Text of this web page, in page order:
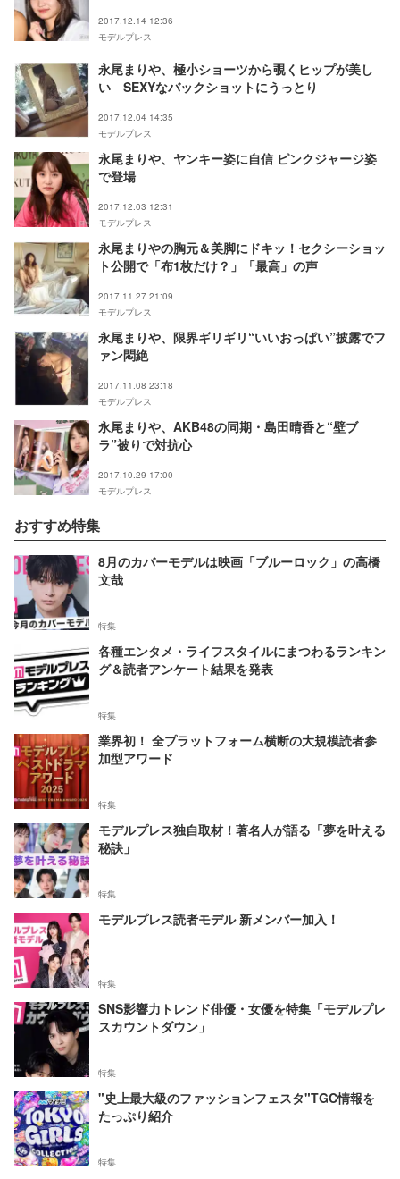
2017.12.14 12:36
モデルプレス
永尾まりや、極小ショーツから覗くヒップが美し
い SEXYなバックショットにうっとり
2017.12.04 14:35
モデルプレス
永尾まりや、ヤンキー姿に自信 ピンクジャージ姿
で登場
2017.12.03 12:31
モデルプレス
永尾まりやの胸元＆美脚にドキッ！セクシーショッ
ト公開で「布1枚だけ？」「最高」の声
2017.11.27 21:09
モデルプレス
永尾まりや、限界ギリギリ“いいおっぱい”披露でフ
ァン悶絶
2017.11.08 23:18
モデルプレス
永尾まりや、AKB48の同期・島田晴香と“壁ブ
ラ”被りで対抗心
2017.10.29 17:00
モデルプレス
おすすめ特集
8月のカバーモデルは映画「ブルーロック」の高橋
文哉
特集
各種エンタメ・ライフスタイルにまつわるランキン
グ＆読者アンケート結果を発表
特集
業界初！ 全プラットフォーム横断の大規模読者参
加型アワード
特集
モデルプレス独自取材！著名人が語る「夢を叶える
秘訣」
特集
モデルプレス読者モデル 新メンバー加入！
特集
SNS影響力トレンド俳優・女優を特集「モデルプレ
スカウントダウン」
特集
"史上最大級のファッションフェスタ"TGC情報を
たっぷり紹介
特集